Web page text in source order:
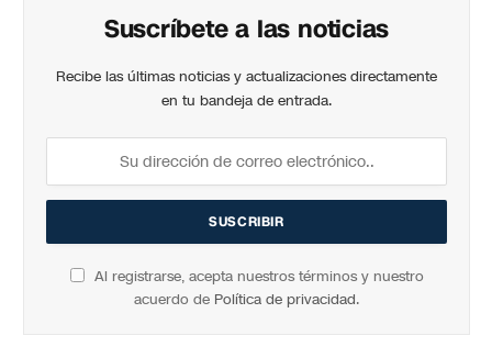
Suscríbete a las noticias
Recibe las últimas noticias y actualizaciones directamente
en tu bandeja de entrada.
Al registrarse, acepta nuestros términos y nuestro
acuerdo de Política de privacidad.